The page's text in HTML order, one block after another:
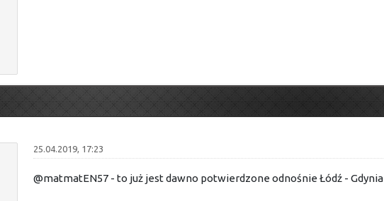
25.04.2019, 17:23
@matmatEN57 - to już jest dawno potwierdzone odnośnie Łódź - Gdynia